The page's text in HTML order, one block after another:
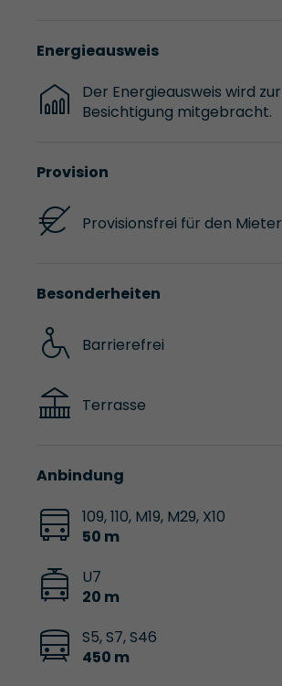
Energieausweis
Der Energieausweis wird zur
Besichtigung mitgebracht.
Provision
Provisionsfrei für den Mieter
Besonderheiten
Barrierefrei
Terrasse
Anbindung
109, 110, M19, M29, X10
50 m
U7
20 m
S5, S7, S46
450 m